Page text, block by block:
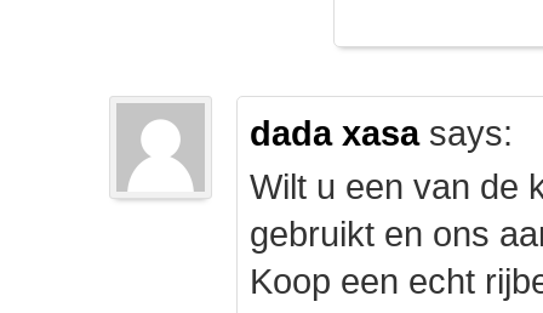
dada xasasays:
Wilt u een van de
gebruikt en ons
Koop een echt